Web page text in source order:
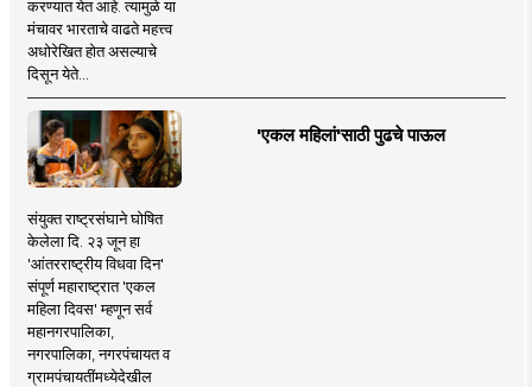
करण्यात येत आहे. त्यामुळे या
मंचावर भारताचे वाढते महत्त्व
अधोरेखित होत असल्याचे
दिसून येते...
'एकल महिलां'साठी पुढचे पाऊल
संयुक्त राष्ट्रसंघाने घोषित
केलेला दि. २३ जून हा
'आंतरराष्ट्रीय विधवा दिन'
संपूर्ण महाराष्ट्रात 'एकल
महिला दिवस' म्हणून सर्व
महानगरपालिका,
नगरपालिका, नगरपंचायत व
ग्रामपंचायतींमध्येदेखील